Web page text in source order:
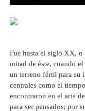
Fue hasta el siglo XX, o
mitad de éste, cuando
un terreno fértil para su
centrales como el
encontraron en el arte
para ser pensados; por